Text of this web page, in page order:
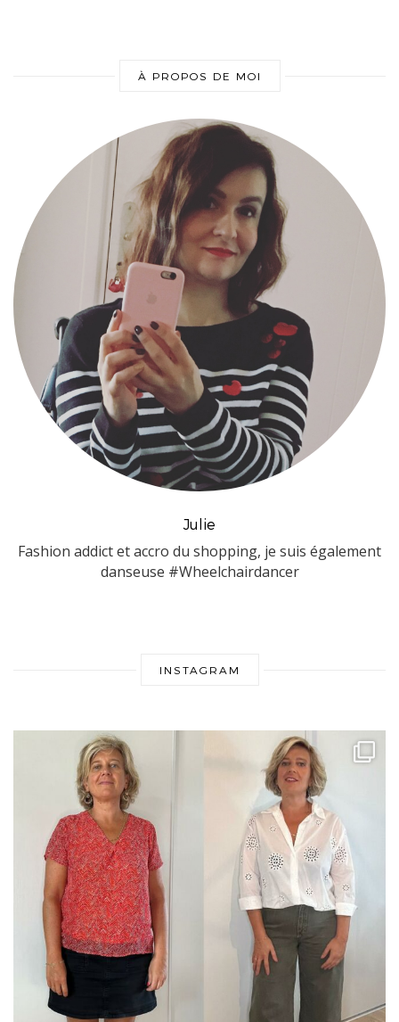
À PROPOS DE MOI
Julie
Fashion addict et accro du shopping, je suis également
danseuse #Wheelchairdancer
INSTAGRAM